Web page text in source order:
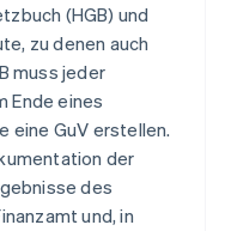
(HGB) und
zu denen auch
muss jeder
Ende eines
eine GuV erstellen.
der
des
und, in